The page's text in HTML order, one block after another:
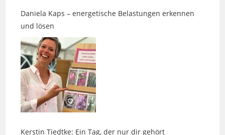
Kerstin Tiedtke: Ein Tag, der nur dir gehört